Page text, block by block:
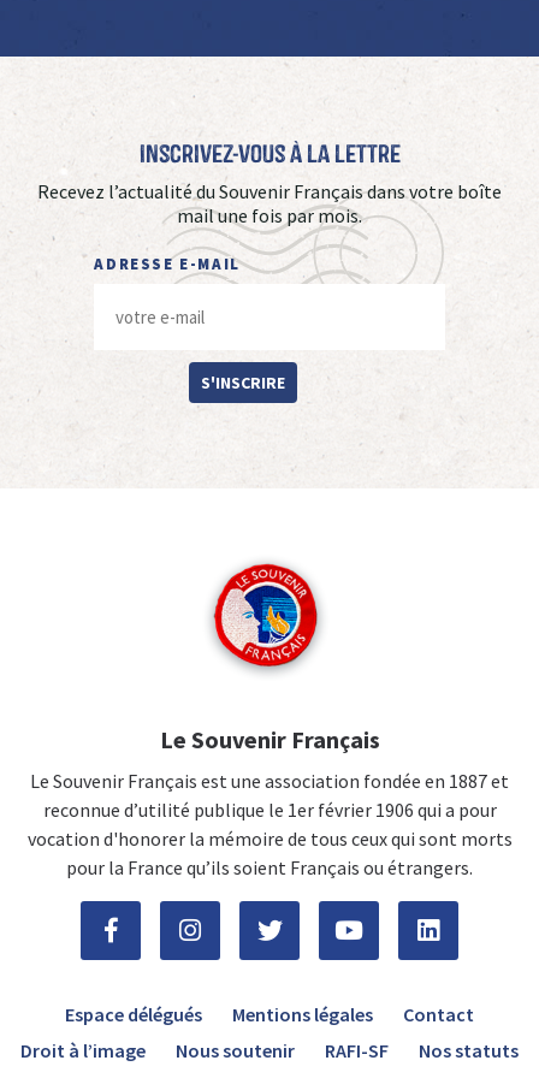
Inscrivez-vous à La Lettre
Recevez l’actualité du Souvenir Français dans votre boîte
mail une fois par mois.
ADRESSE E-MAIL
S'INSCRIRE
Le Souvenir Français
Le Souvenir Français est une association fondée en 1887 et
reconnue d’utilité publique le 1er février 1906 qui a pour
vocation d'honorer la mémoire de tous ceux qui sont morts
pour la France qu’ils soient Français ou étrangers.
Espace délégués Mentions légales
Contact
Droit à l’image
Nous soutenir RAFI-SF Nos statuts